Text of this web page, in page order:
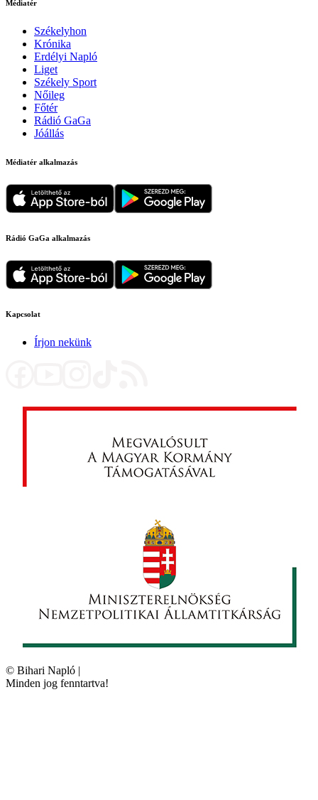
Médiatér
Székelyhon
Krónika
Erdélyi Napló
Liget
Székely Sport
Nőileg
Főtér
Rádió GaGa
Jóállás
Médiatér alkalmazás
Rádió GaGa alkalmazás
Kapcsolat
Írjon nekünk
© Bihari Napló |
Minden jog fenntartva!